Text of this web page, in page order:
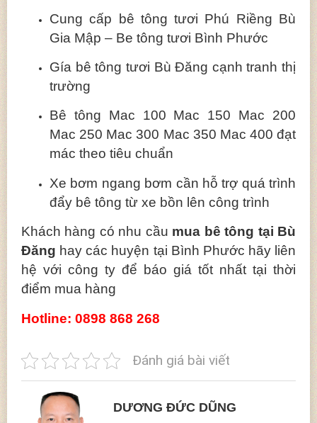
Cung cấp bê tông tươi Phú Riềng Bù
Gia Mập – Be tông tươi Bình Phước
Gía bê tông tươi Bù Đăng cạnh tranh thị
trường
Bê tông Mac 100 Mac 150 Mac 200
Mac 250 Mac 300 Mac 350 Mac 400 đạt
mác theo tiêu chuẩn
Xe bơm ngang bơm cần hỗ trợ quá trình
đẩy bê tông từ xe bồn lên công trình
Khách hàng có nhu cầu mua bê tông tại Bù
Đăng hay các huyện tại Bình Phước hãy liên
hệ với công ty để báo giá tốt nhất tại thời
điểm mua hàng
Hotline: 0898 868 268
Đánh giá bài viết
DƯƠNG ĐỨC DŨNG